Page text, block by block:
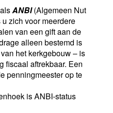
ANBI(Algemeen Nut
zich voor meerdere
van een gift aan de
alleen bestemd is
het kerkgebouw – is
fiscaal aftrekbaar. Een
penningmeester op te
is ANBI-status